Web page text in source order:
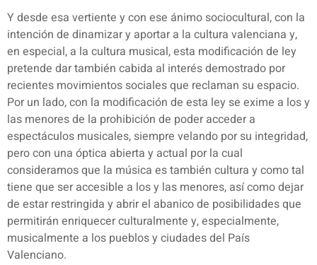
Y desde esa vertiente y con ese ánimo sociocultural, con la
intención de dinamizar y aportar a la cultura valenciana y,
en especial, a la cultura musical, esta modificación de ley
pretende dar también cabida al interés demostrado por
recientes movimientos sociales que reclaman su espacio.
Por un lado, con la modificación de esta ley se exime a los y
las menores de la prohibición de poder acceder a
espectáculos musicales, siempre velando por su integridad,
pero con una óptica abierta y actual por la cual
consideramos que la música es también cultura y como tal
tiene que ser accesible a los y las menores, así como dejar
de estar restringida y abrir el abanico de posibilidades que
permitirán enriquecer culturalmente y, especialmente,
musicalmente a los pueblos y ciudades del País
Valenciano.